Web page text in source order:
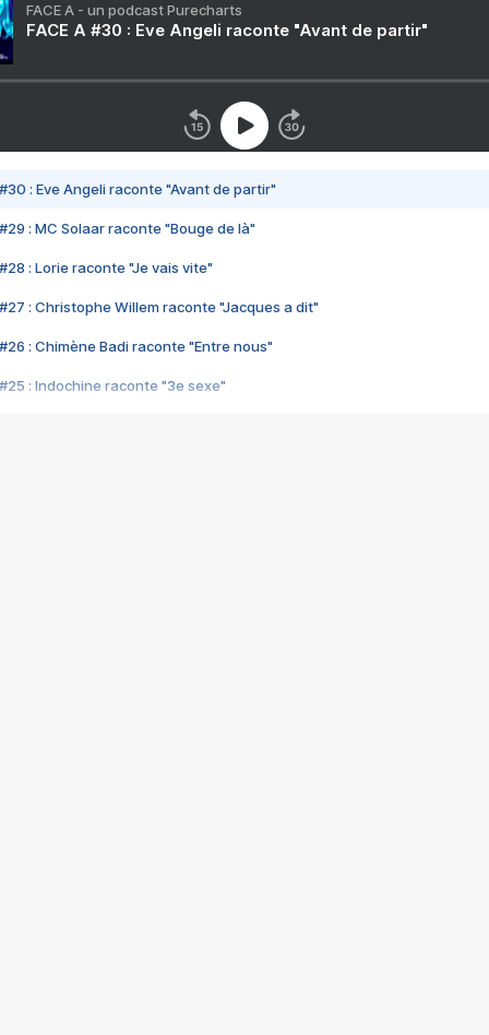
FACE A - un podcast Purecharts
FACE A #30 : Eve Angeli raconte "Avant de partir"
#30 : Eve Angeli raconte "Avant de partir"
#29 : MC Solaar raconte "Bouge de là"
#28 : Lorie raconte "Je vais vite"
#27 : Christophe Willem raconte "Jacques a dit"
#26 : Chimène Badi raconte "Entre nous"
#25 : Indochine raconte "3e sexe"